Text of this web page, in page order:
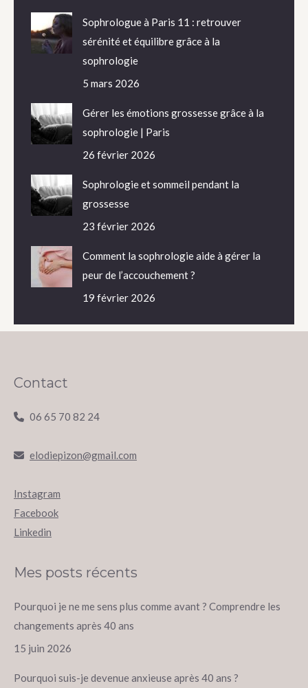
Sophrologue à Paris 11 : retrouver
sérénité et équilibre grâce à la
sophrologie
5 mars 2026
Gérer les émotions grossesse grâce à la
sophrologie | Paris
26 février 2026
Sophrologie et sommeil pendant la
grossesse
23 février 2026
Comment la sophrologie aide à gérer la
peur de l’accouchement ?
19 février 2026
Contact
06 65 70 82 24
elodiepizon@gmail.com
Instagram
Facebook
Linkedin
Mes posts récents
Pourquoi je ne me sens plus comme avant ? Comprendre les
changements après 40 ans
15 juin 2026
Pourquoi suis-je devenue anxieuse après 40 ans ?